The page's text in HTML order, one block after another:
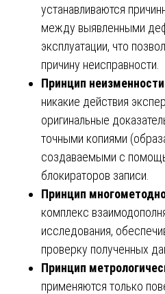
устанавливаются
между выявленными
эксплуатации, что
причину неисправности.
Принцип
никакие действия
оригинальные
точными копиями
создаваемыми с
блокираторов записи.
Принцип
комплекс
исследования,
проверку полученных
Принцип
применяются только